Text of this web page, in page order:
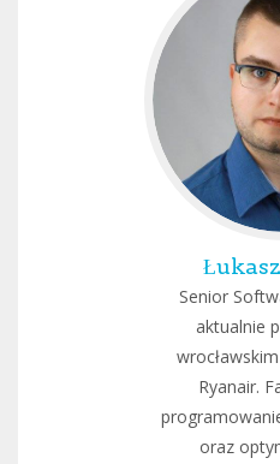
Senior
aktualnie
Ryanair.
oraz